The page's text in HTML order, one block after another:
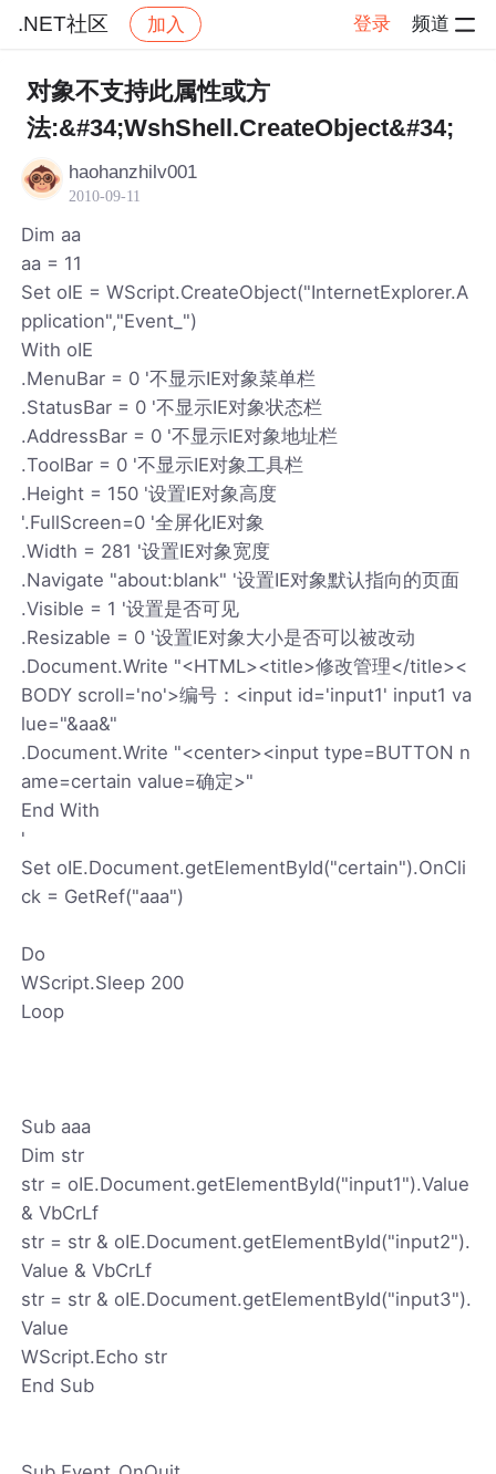
.NET社区 加入 登录 频道
社区 .NET社区 帖子详情
对象不支持此属性或方
法:&#34;WshShell.CreateObject&#34;
haohanzhilv001
2010-09-11
Dim aa
aa = 11
Set oIE = WScript.CreateObject("InternetExplorer.A
pplication","Event_")
With oIE
.MenuBar = 0 '不显示IE对象菜单栏
.StatusBar = 0 '不显示IE对象状态栏
.AddressBar = 0 '不显示IE对象地址栏
.ToolBar = 0 '不显示IE对象工具栏
.Height = 150 '设置IE对象高度
'.FullScreen=0 '全屏化IE对象
.Width = 281 '设置IE对象宽度
.Navigate "about:blank" '设置IE对象默认指向的页面
.Visible = 1 '设置是否可见
.Resizable = 0 '设置IE对象大小是否可以被改动
.Document.Write "<HTML><title>修改管理</title><
BODY scroll='no'>编号：<input id='input1' input1 va
lue="&aa&"
.Document.Write "<center><input type=BUTTON n
ame=certain value=确定>"
End With
'
Set oIE.Document.getElementById("certain").OnCli
ck = GetRef("aaa")
Do
WScript.Sleep 200
Loop
Sub aaa
Dim str
str = oIE.Document.getElementById("input1").Value
& VbCrLf
str = str & oIE.Document.getElementById("input2").
Value & VbCrLf
str = str & oIE.Document.getElementById("input3").
Value
WScript.Echo str
End Sub